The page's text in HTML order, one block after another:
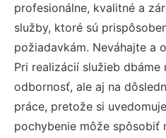
profesionálne, kvalitné a
služby, ktoré sú
požiadavkám. Neváhajte a
Pri realizácií služieb dbáme
odbornosť, ale aj na
práce, pretože si
pochybenie môže spôsobiť